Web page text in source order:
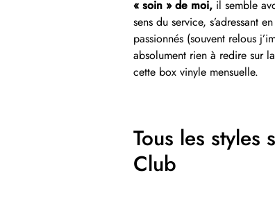
« soin » de moi, il semble
sens du service, s’adressant
passionnés (souvent relous
absolument rien à redire sur
cette box vinyle mensuelle.
Tous les styles
Club